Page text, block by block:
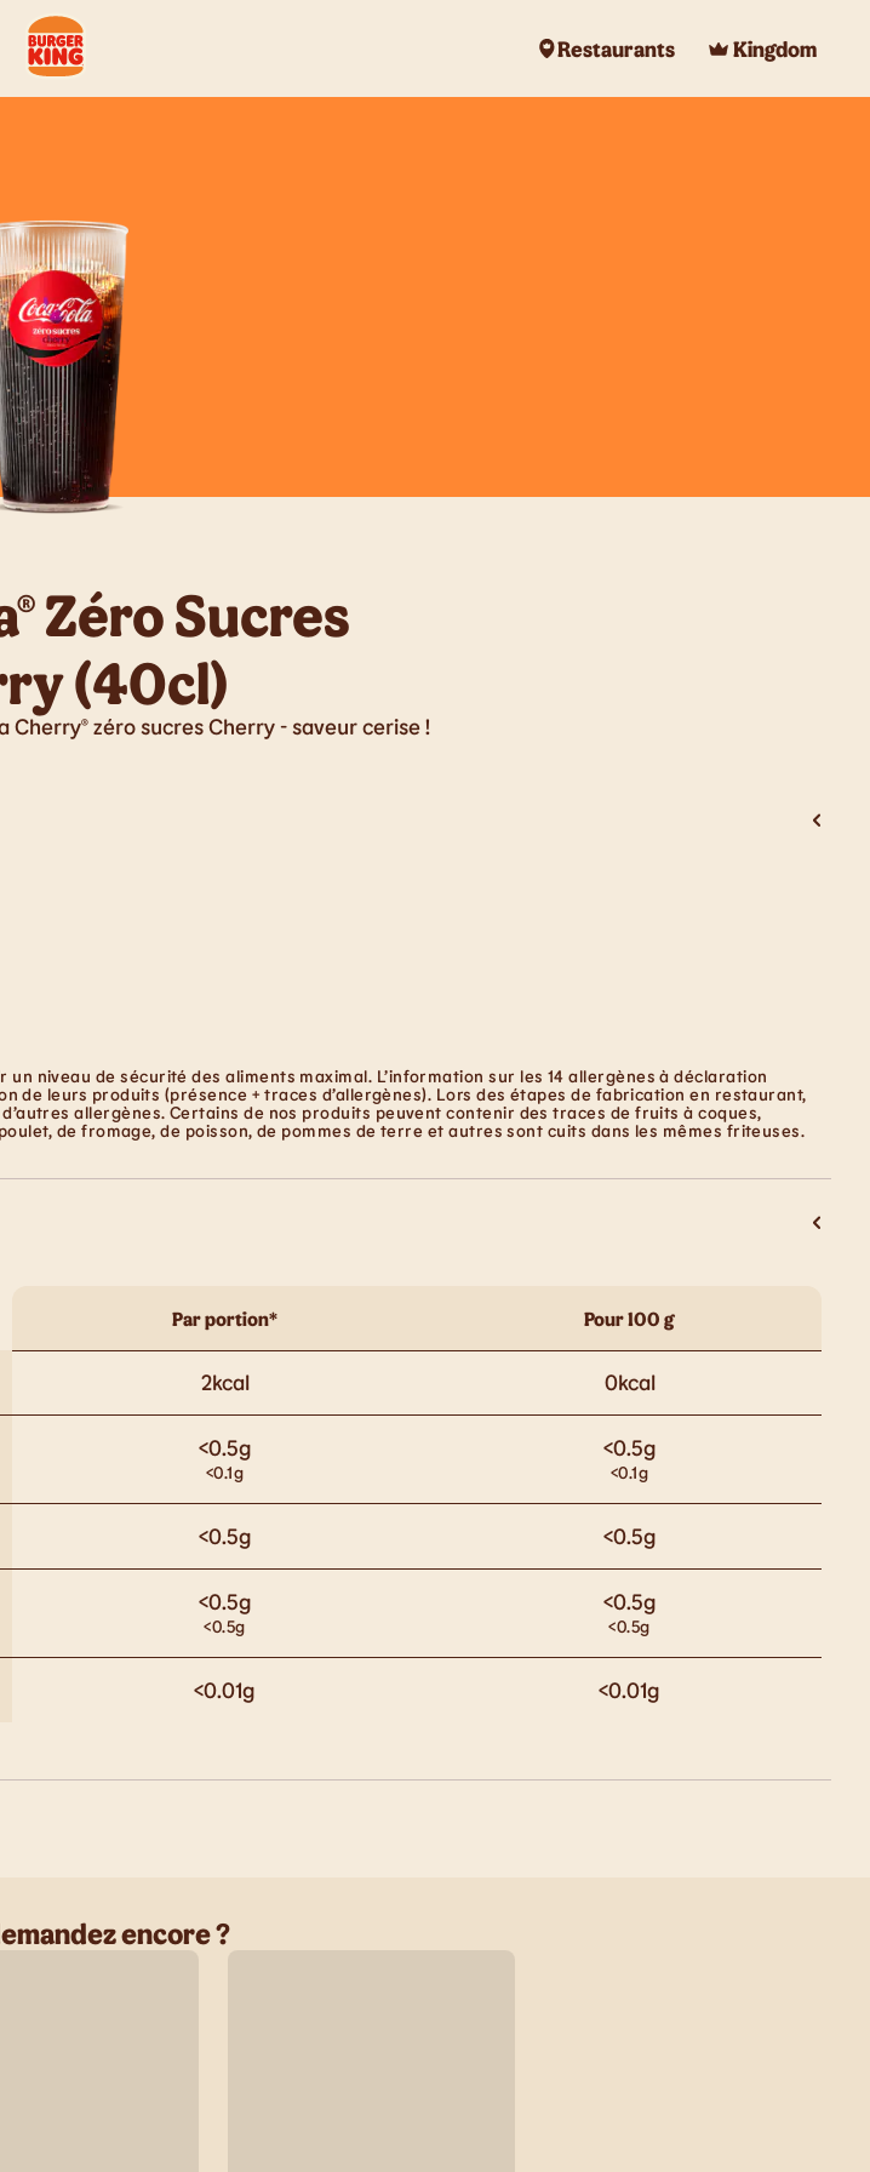
Restaurants
Kingdom
Zéro Sucres
(40cl)
Cherry® zéro sucres Cherry - saveur cerise !
niveau de sécurité des aliments maximal. L’information sur les 14 allergènes à déclaration
leurs produits (présence + traces d’allergènes). Lors des étapes de fabrication en restaurant,
allergènes. Certains de nos produits peuvent contenir des traces de fruits à coques,
de fromage, de poisson, de pommes de terre et autres sont cuits dans les mêmes friteuses.
Par portion* Pour 100 g
2kcal 0kcal
<0.5g <0.5g
<0.1g <0.1g
<0.5g <0.5g
<0.5g <0.5g
<0.5g <0.5g
<0.01g <0.01g
encore ?